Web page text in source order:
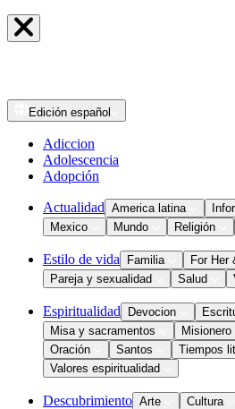
Edición español
Adiccion
Adolescencia
Adopción
Actualidad America latina
Mexico
Mundo Religión
Estilo de vida Familia
For Her
Pareja y sexualidad
Salud
Espiritualidad Devocion
Misa y sacramentos
Misionero
Oración
Santos
Tiempos
Valores espiritualidad
Descubrimiento Arte Cultura